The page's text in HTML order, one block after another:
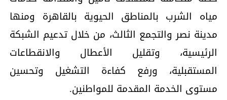
مياه الشرب بالمناطق الحيوية بالقاهرة ومنها
مدينة نصر والتجمع الثالث، من خلال تدعيم الشبكة
الرئيسية، وتقليل الأعطال والانقطاعات
المستقبلية، ورفع كفاءة التشغيل وتحسين
مستوى الخدمة المقدمة للمواطنين.